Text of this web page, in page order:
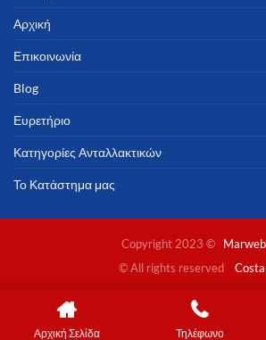
Αρχική
Επικοινωνία
Blog
Ευρετήριο
Κατηγορίες Ανταλλακτικών
Το Κατάστημα μας
Copyright 2023 ©
© All rights reserved
Αρχική Σελίδα Τηλέφωνο